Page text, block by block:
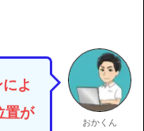
よ
置が
おかくん